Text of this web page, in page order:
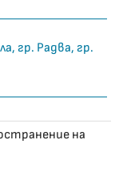
гр. Радва, гр.
на